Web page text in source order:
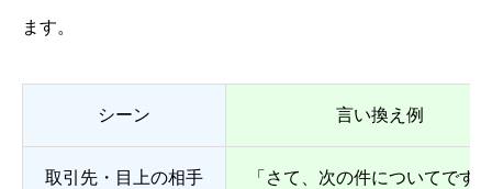
ます。
シーン 言い換え例
取引先・目上の相手 「さて、次の件についてです